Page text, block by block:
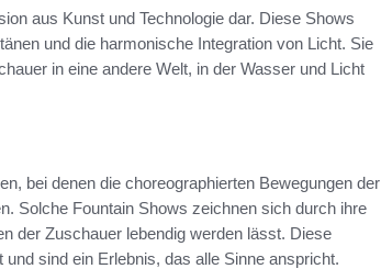
aus Kunst und Technologie dar. Diese Shows
und die harmonische Integration von Licht. Sie
in eine andere Welt, in der Wasser und Licht
bei denen die choreographierten Bewegungen der
Solche Fountain Shows zeichnen sich durch ihre
der Zuschauer lebendig werden lässt. Diese
sind ein Erlebnis, das alle Sinne anspricht.